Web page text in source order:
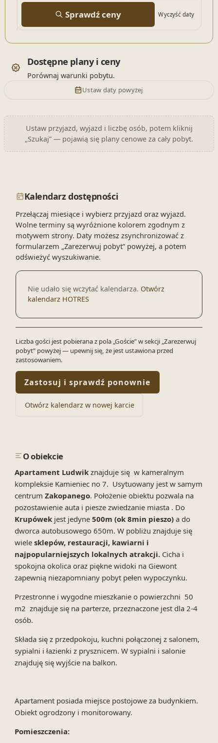
Sprawdź ceny Wyczyść daty
Dostępne plany i ceny
Porównaj warunki pobytu.
Ustaw daty powyżej
Ustaw przyjazd, wyjazd i liczbę osób, potem kliknij
„Szukaj” — pojawią się plany cenowe za cały pobyt.
Kalendarz dostępności
Przełączaj miesiące i wybierz przyjazd oraz wyjazd.
Wolne terminy są wyróżnione kolorem zgodnym z
motywem strony. Daty możesz zsynchronizować z
formularzem „Zarezerwuj pobyt” powyżej, a potem
odświeżyć wyszukiwanie.
Nie udało się wczytać kalendarza. Otwórz
kalendarz HOTRES
Liczba gości jest pobierana z pola „Goście” w sekcji „Zarezerwuj
pobyt” powyżej — upewnij się, że jest ustawiona przed
zastosowaniem.
Zastosuj i sprawdź ponownie
Otwórz kalendarz w nowej karcie
O obiekcie
Apartament Ludwik znajduje się w kameralnym
kompleksie Kamieniec no 7. Usytuowany jest w samym
centrumZakopanego. Położenie obiektu pozwala na
pozostawienie auta i piesze zwiedzanie miasta . Do
Krupówek jest jedyne500m (ok 8min pieszo) a do
dworca autobusowego 650m. W pobliżu znajduje się
wielesklepów, restauracji, kawiarni i
najpopularniejszych lokalnych atrakcji. Cicha i
spokojna okolica oraz piękne widoki na Giewont
zapewnią niezapomniany pobyt pełen wypoczynku.
Przestronne i wygodne mieszkanie o powierzchni 50
m2 znajduje się na parterze, przeznaczone jest dla 2-4
osób.
Składa się z przedpokoju, kuchni połączonej z salonem,
sypialni i łazienki z prysznicem. W sypialni i salonie
znajduję się wyjście na balkon.
Apartament posiada miejsce postojowe za budynkiem.
Obiekt ogrodzony i monitorowany.
Pomieszczenia: